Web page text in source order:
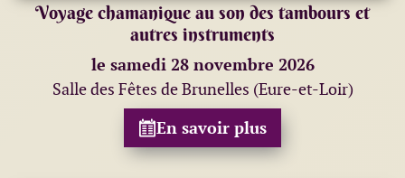
Voyage chamanique au son des tambours et
autres instruments
le samedi 28 novembre 2026
Salle des Fêtes de Brunelles (Eure-et-Loir)
En savoir plus